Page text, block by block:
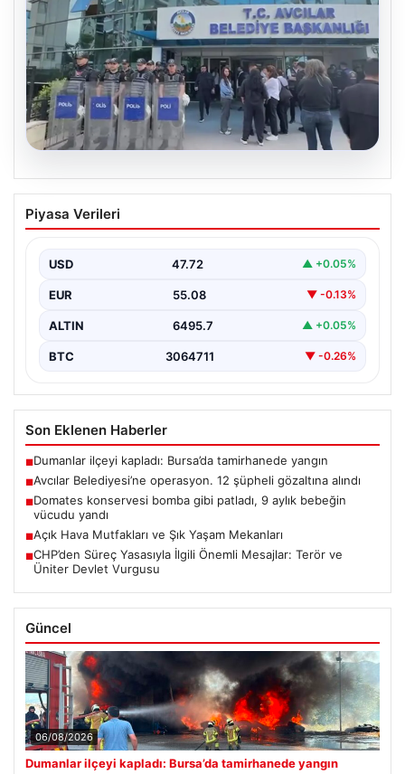
Avcılar Belediyesi’ne operasyon. 12
şüpheli gözaltına alındı
Piyasa Verileri
USD 47.72 ▲ +0.05%
EUR 55.08 ▼ -0.13%
ALTIN 6495.7 ▲ +0.05%
BTC 3064711 ▼ -0.26%
Son Eklenen Haberler
■Dumanlar ilçeyi kapladı: Bursa’da tamirhanede yangın
■Avcılar Belediyesi’ne operasyon. 12 şüpheli gözaltına alındı
■Domates konservesi bomba gibi patladı, 9 aylık bebeğin
vücudu yandı
■Açık Hava Mutfakları ve Şık Yaşam Mekanları
■CHP’den Süreç Yasasıyla İlgili Önemli Mesajlar: Terör ve
Üniter Devlet Vurgusu
Güncel
06/08/2026
Dumanlar ilçeyi kapladı: Bursa’da tamirhanede yangın